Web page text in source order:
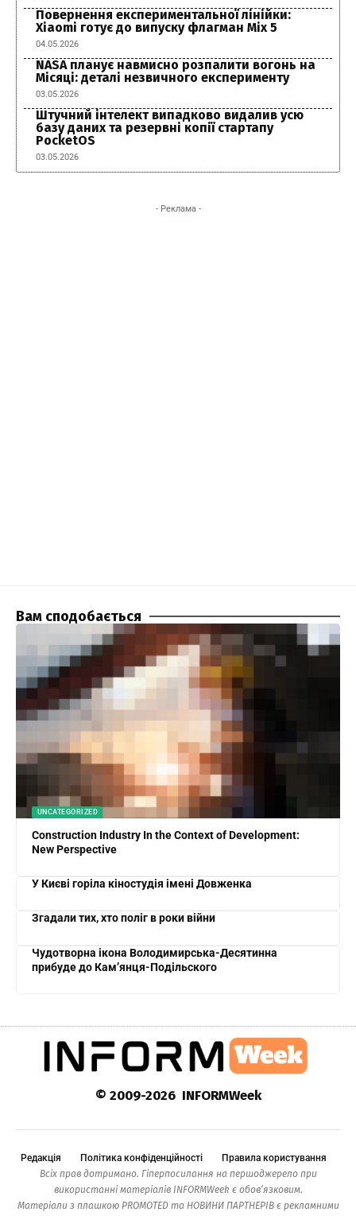
Повернення експериментальної лінійки:
Xiaomi готує до випуску флагман Mix 5
04.05.2026
NASA планує навмисно розпалити вогонь на
Місяці: деталі незвичного експерименту
03.05.2026
Штучний інтелект випадково видалив усю
базу даних та резервні копії стартапу
PocketOS
03.05.2026
- Реклама -
Вам сподобається
UNCATEGORIZED
Construction Industry In the Context of Development:
New Perspective
У Києві горіла кіностудія імені Довженка
Згадали тих, хто поліг в роки війни
Чудотворна ікона Володимирська-Десятинна
прибуде до Кам’янця-Подільского
© 2009-2026 INFORMWeek
Редакція Політика конфіденційності
Правила користування
Всіх прав дотримано. Гіперпосилання на першоджерело при
використанні матеріалів INFORMWeek є обов’язковим.
Матеріали з плашкою PROMOTED та НОВИНИ ПАРТНЕРІВ є рекламними